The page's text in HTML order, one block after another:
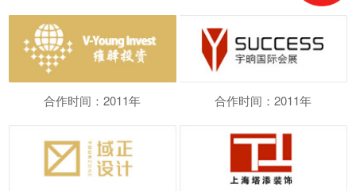
合作时间：2011年 合作时间：2011年